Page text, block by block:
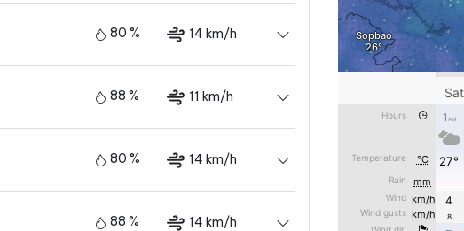
80 % 14 km/h
88 % 11 km/h
80 % 14 km/h
88 % 14 km/h